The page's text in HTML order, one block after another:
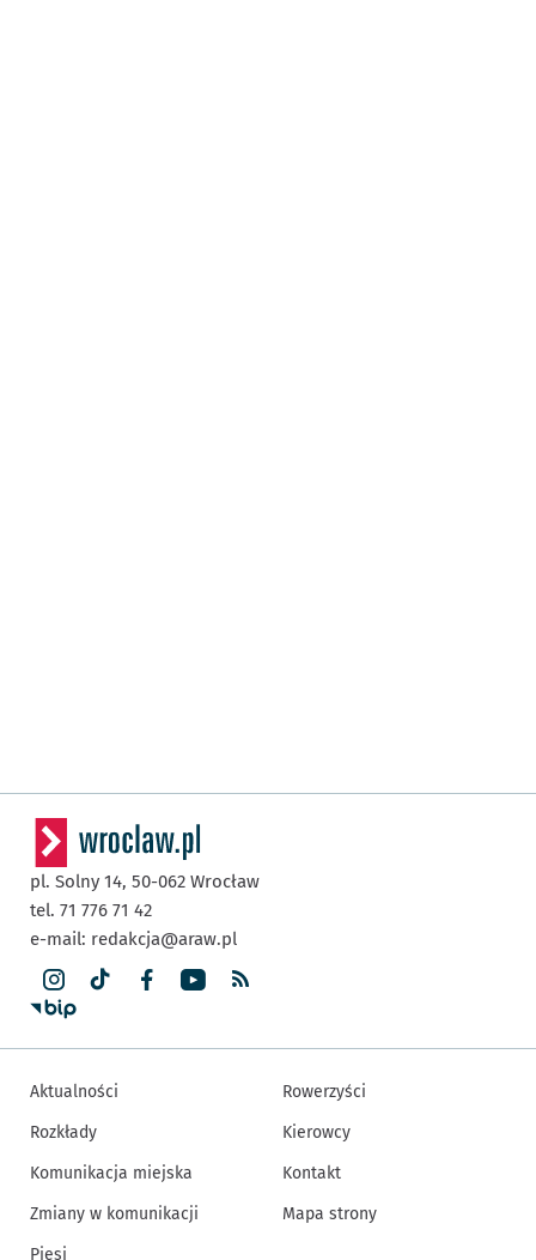
pl. Solny 14, 50-062 Wrocław
tel. 71 776 71 42
e-mail: redakcja@araw.pl
Aktualności
Rozkłady
Komunikacja miejska
Zmiany w komunikacji
Piesi
Rowerzyści
Kierowcy
Kontakt
Mapa strony